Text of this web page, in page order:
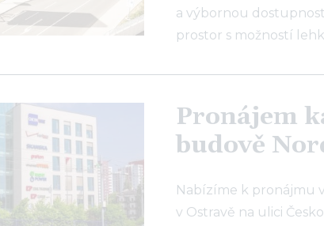
a výbornou
prostor s možností
Pronájem
budově
Nabízíme k pronájmu
v Ostravě na ulici